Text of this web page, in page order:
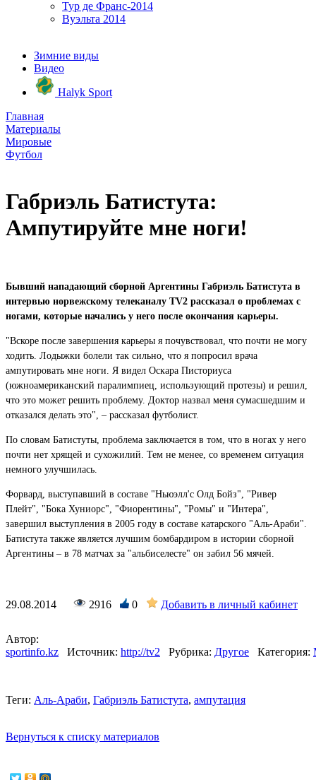
Тур де Франс-2014
Вуэльта 2014
Зимние виды
Видео
Halyk Sport
Главная
Материалы
Мировые
Футбол
Габриэль Батистута:
Ампутируйте мне ноги!
Бывший нападающий сборной Аргентины Габриэль Батистута в
интервью норвежскому телеканалу TV2 рассказал о проблемах с
ногами, которые начались у него после окончания карьеры.
"Вскоре после завершения карьеры я почувствовал, что почти не могу
ходить. Лодыжки болели так сильно, что я попросил врача
ампутировать мне ноги. Я видел Оскара Писториуса
(южноамериканский паралимпиец, использующий протезы) и решил,
что это может решить проблему. Доктор назвал меня сумасшедшим и
отказался делать это", – рассказал футболист.
По словам Батистуты, проблема заключается в том, что в ногах у него
почти нет хрящей и сухожилий. Тем не менее, со временем ситуация
немного улучшилась.
Форвард, выступавший в составе "Ньюэлл'с Олд Бойз", "Ривер
Плейт", "Бока Хуниорс", "Фиорентины", "Ромы" и "Интера",
завершил выступления в 2005 году в составе катарского "Аль-Араби".
Батистута также является лучшим бомбардиром в истории сборной
Аргентины – в 78 матчах за "альбиселесте" он забил 56 мячей.
29.08.2014 2916 0 Добавить в личный кабинет
Автор:
sportinfo.kz
Источник: http://tv2 Рубрика: Другое Категория:
Теги: Аль-Араби, Габриэль Батистута, ампутация
Вернуться к списку материалов